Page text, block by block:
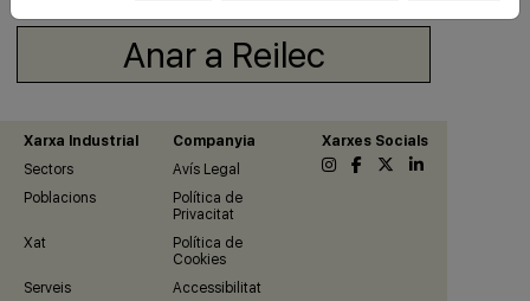
Anar a Reilec
Xarxa Industrial Companyia
Xarxes Socials
Sectors
Avís Legal
Poblacions
Política de
Privacitat
Xat
Política de
Cookies
Serveis
Accessibilitat